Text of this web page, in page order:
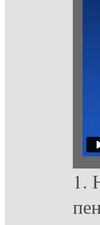
1.